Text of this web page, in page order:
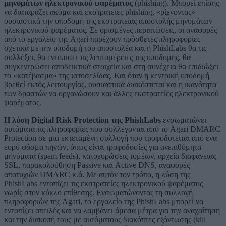
μηνυμάτων ηλεκτρονικού ψαρέματος (phishing). Μπορεί επίσης
να διαταράξει ακόμα και εκστρατείες phishing, «ρίχνοντας»
ουσιαστικά την υποδομή της εκστρατείας αποστολής μηνυμάτων
ηλεκτρονικού ψαρέματος. Σε ορισμένες περιπτώσεις, οι αναφορές
από το εργαλείο της Agari παρέχουν πρόσθετες πληροφορίες
σχετικά με την υποδομή του αποστολέα και η PhishLabs θα τις
συλλέξει, θα εντοπίσει τις λεπτομέρειες της υποδομής, θα
συγκεντρώσει αποδεικτικά στοιχεία και στη συνέχεια θα επιδιώξει
το «κατέβασμα» της ιστοσελίδας. Και όταν η κεντρική υποδομή
βρεθεί εκτός λειτουργίας, ουσιαστικά διακόπτεται και η ικανότητα
των δραστών να οργανώσουν και άλλες εκστρατείες ηλεκτρονικού
ψαρέματος.
Η λύση Digital Risk Protection της PhishLabs ενσωματώνει
αυτόματα τις πληροφορίες που συλλέγονται από το Agari DMARC
Protection σε μια εκτεταμένη συλλογή που τροφοδοτείται από ένα
ευρύ φάσμα πηγών, όπως είναι τροφοδοσίες για ανεπιθύμητα
μηνύματα (spam feeds), κατοχυρώσεις τομέων, αρχεία διαφάνειας
SSL, παρακολούθηση Passive και Active DNS, αναφορές
αποτυχιών DMARC κ.ά. Με αυτόν τον τρόπο, η λύση της
PhishLabs εντοπίζει τις εκστρατείες ηλεκτρονικού ψαρέματος
νωρίς στον κύκλο επίθεσης. Ενσωματώνοντας τη συλλογή
πληροφοριών της Agari, το εργαλείο της PhishLabs μπορεί να
εντοπίζει απειλές και να λαμβάνει άμεσα μέτρα για την αναχαίτηση
και την διακοπή τους με αυτόματους διακόπτες εξόντωσης (kill